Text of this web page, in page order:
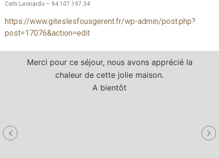
Cetti Leonardo – 94.107.197.34
https://www.giteslesfousgerent.fr/wp-admin/post.php?
post=17076&action=edit
Merci pour ce séjour, nous avons apprécié la
chaleur de cette jolie maison.
A bientôt